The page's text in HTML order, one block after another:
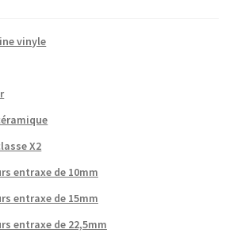
vinyle
X2
entraxe de 10mm
entraxe de 15mm
entraxe de 22,5mm